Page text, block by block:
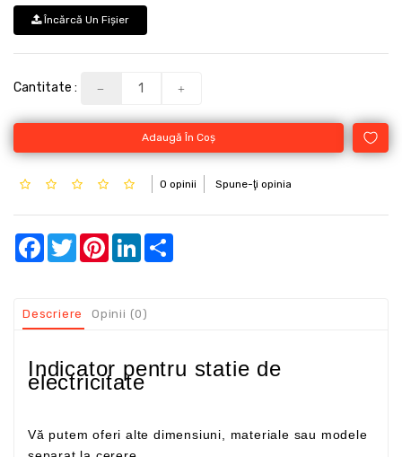
Încărcă Un Fişier
Cantitate :
Adaugă În Coş
0 opinii Spune-ţi opinia
Facebook
TwitterPinterestLinkedIn
Descriere Opinii (0)
Indicator pentru statie de
electricitate
Vă putem oferi alte dimensiuni, materiale sau modele